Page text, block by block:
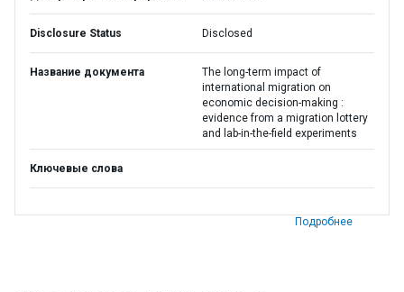
Disclosure Status Disclosed
Название документа
The long-term impact of
international migration on
economic decision-making :
evidence from a migration lottery
and lab-in-the-field experiments
Ключевые слова
Подробнее